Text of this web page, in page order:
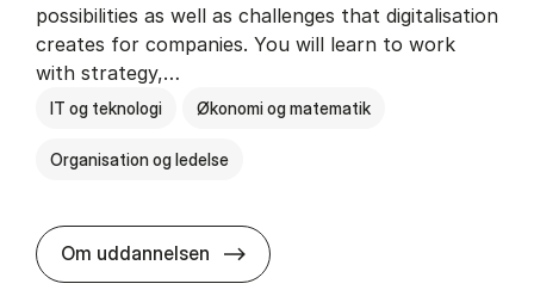
possibilities as well as challenges that digitalisation
creates for companies. You will learn to work
with strategy,…
IT og teknologi Økonomi og matematik
Organisation og ledelse
Om uddannelsen BSc in Busi­ness Ad­min­is­tra­tion